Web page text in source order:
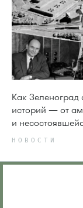
Как Зеленоград
историй — от
и
НОВОСТИ